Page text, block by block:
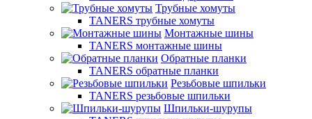
Трубные хомуты
TANERS трубные хомуты
Монтажные шины
TANERS монтажные шины
Обратные планки
TANERS обратные планки
Резьбовые шпильки
TANERS резьбовые шпильки
Шпильки-шурупы